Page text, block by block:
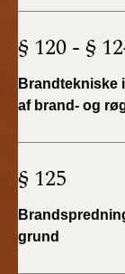
§ 120 - §
Brandtekniske
af brand- og
§ 125
grund